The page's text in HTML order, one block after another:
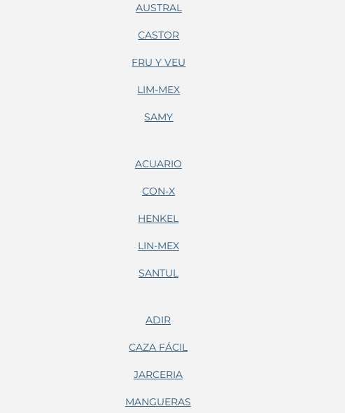
AUSTRAL
CASTOR
FRU Y VEU
LIM-MEX
SAMY
ACUARIO
CON-X
HENKEL
LIN-MEX
SANTUL
ADIR
CAZA FÁCIL
JARCERIA
MANGUERAS